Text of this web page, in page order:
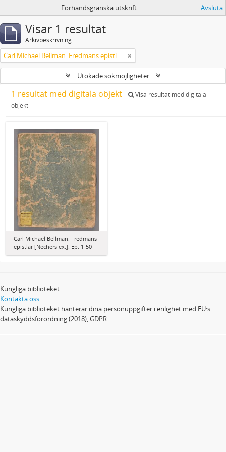
Förhandsgranska utskrift Avsluta
Visar 1 resultat
Arkivbeskrivning
Carl Michael Bellman: Fredmans epistlar [Nechers ex.]. Ep. 1-50
Utökade sökmöjligheter
1 resultat med digitala objekt
Visa resultat med digitala
objekt
Carl Michael Bellman: Fredmans
epistlar [Nechers ex.]. Ep. 1-50
Kungliga biblioteket
Kontakta oss
Kungliga biblioteket hanterar dina personuppgifter i enlighet med EU:s
dataskyddsförordning (2018), GDPR.